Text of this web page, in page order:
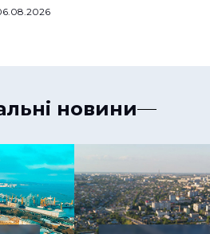
новини